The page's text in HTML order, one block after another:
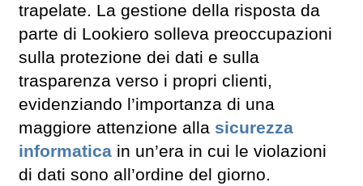
trapelate. La gestione della risposta da
parte di Lookiero solleva preoccupazioni
sulla protezione dei dati e sulla
trasparenza verso i propri clienti,
evidenziando l’importanza di una
maggiore attenzione alla sicurezza
informatica in un’era in cui le violazioni
di dati sono all’ordine del giorno.